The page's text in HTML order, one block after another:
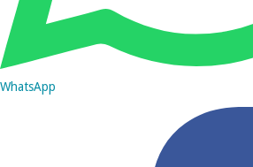
WhatsApp